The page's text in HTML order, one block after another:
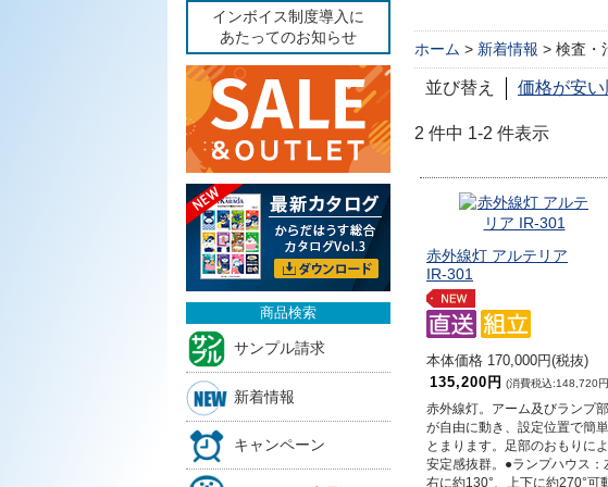
インボイス制度導入に
あたってのお知らせ
商品検索
サンプル請求
新着情報
キャンペーン
ホーム > 新着情報 > 検査・
並び替え 価格が安い
2 件中 1-2 件表示
赤外線灯 アルテリア
IR-301
本体価格 170,000円(税抜)
135,200円 (消費税込:148,720
赤外線灯。アーム及びランプ
が自由に動き、設定位置で簡
とまります。足部のおもりに
安定感抜群。●ランプハウス：
右に約130°、上下に約270°可